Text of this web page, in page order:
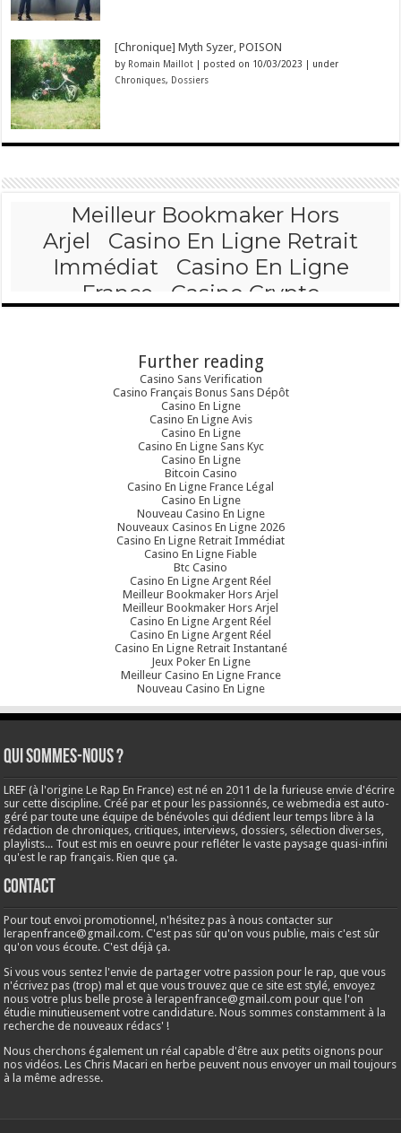
[Chronique] Myth Syzer, POISON
by Romain Maillot | posted on 10/03/2023 | under
Chroniques, Dossiers
Further reading
Casino Sans Verification
Casino Français Bonus Sans Dépôt
Casino En Ligne
Casino En Ligne Avis
Casino En Ligne
Casino En Ligne Sans Kyc
Casino En Ligne
Bitcoin Casino
Casino En Ligne France Légal
Casino En Ligne
Nouveau Casino En Ligne
Nouveaux Casinos En Ligne 2026
Casino En Ligne Retrait Immédiat
Casino En Ligne Fiable
Btc Casino
Casino En Ligne Argent Réel
Meilleur Bookmaker Hors Arjel
Meilleur Bookmaker Hors Arjel
Casino En Ligne Argent Réel
Casino En Ligne Argent Réel
Casino En Ligne Retrait Instantané
Jeux Poker En Ligne
Meilleur Casino En Ligne France
Nouveau Casino En Ligne
Qui sommes-nous ?
LREF (à l'origine Le Rap En France) est né en 2011 de la furieuse envie d'écrire
sur cette discipline. Créé par et pour les passionnés, ce webmedia est auto-
géré par toute une équipe de bénévoles qui dédient leur temps libre à la
rédaction de chroniques, critiques, interviews, dossiers, sélection diverses,
playlists... Tout est mis en oeuvre pour refléter le vaste paysage quasi-infini
qu'est le rap français. Rien que ça.
Contact
Pour tout envoi promotionnel, n'hésitez pas à nous contacter sur
lerapenfrance@gmail.com. C'est pas sûr qu'on vous publie, mais c'est sûr
qu'on vous écoute. C'est déjà ça.
Si vous vous sentez l'envie de partager votre passion pour le rap, que vous
n'écrivez pas (trop) mal et que vous trouvez que ce site est stylé, envoyez
nous votre plus belle prose à lerapenfrance@gmail.com pour que l'on
étudie minutieusement votre candidature. Nous sommes constamment à la
recherche de nouveaux rédacs' !
Nous cherchons également un réal capable d'être aux petits oignons pour
nos vidéos. Les Chris Macari en herbe peuvent nous envoyer un mail toujours
à la même adresse.